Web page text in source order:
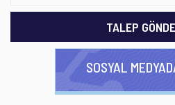
TALEP
SOSYAL